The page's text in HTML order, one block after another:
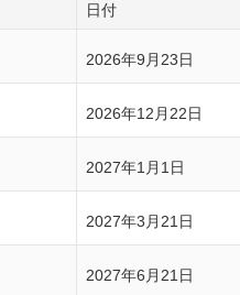
日付
2026年9月23日
2026年12月22日
2027年1月1日
2027年3月21日
2027年6月21日